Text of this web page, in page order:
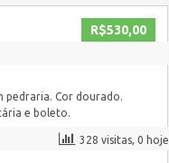
R$530,00
pedraria. Cor dourado.
e boleto.
328 visitas, 0 hoje